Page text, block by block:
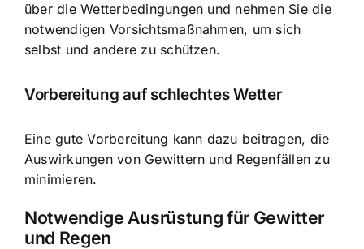
über die Wetterbedingungen und nehmen Sie die
notwendigen Vorsichtsmaßnahmen, um sich
selbst und andere zu schützen.
Vorbereitung auf schlechtes Wetter
Eine gute Vorbereitung kann dazu beitragen, die
Auswirkungen von Gewittern und Regenfällen zu
minimieren.
Notwendige Ausrüstung für Gewitter
und Regen